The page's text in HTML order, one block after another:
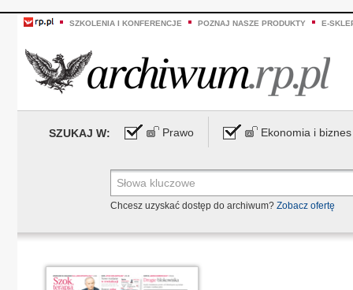
SZKOLENIA I KONFERENCJE POZNAJ NASZE PRODUKTY E-
SZUKAJ W: Prawo Ekonomia i biznes
Chcesz uzyskać dostęp do archiwum? Zobacz ofertę